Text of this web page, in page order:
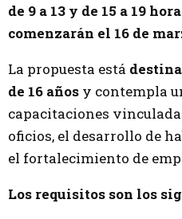
de 9 a 13 y de 15 a 19
comenzarán el 16 de
La propuesta está
de 16 años y contempla
capacitaciones
oficios, el desarrollo de
el fortalecimiento de
Los requisitos son los